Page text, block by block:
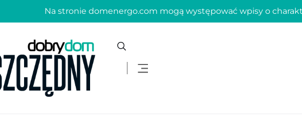
Na stronie domenergo.com mogą występować wpisy o